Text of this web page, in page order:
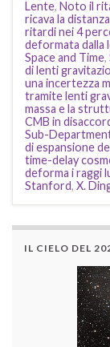
Lente, Noto il
ricava la
ritardi nei 4
deformata dalla
Space and Time,
di lenti
una incertezza
tramite lenti
massa e la
CMB in
Sub-
di espansione
time-delay
deforma i raggi
Stanford, X.
IL CIELO DEL